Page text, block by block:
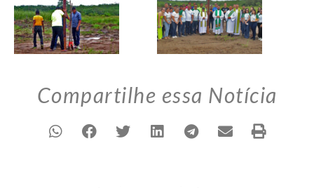
Compartilhe essa Notícia